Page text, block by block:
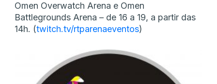
Omen Overwatch Arena e Omen
Battlegrounds Arena – de 16 a 19, a partir das
14h. (twitch.tv/rtparenaeventos)